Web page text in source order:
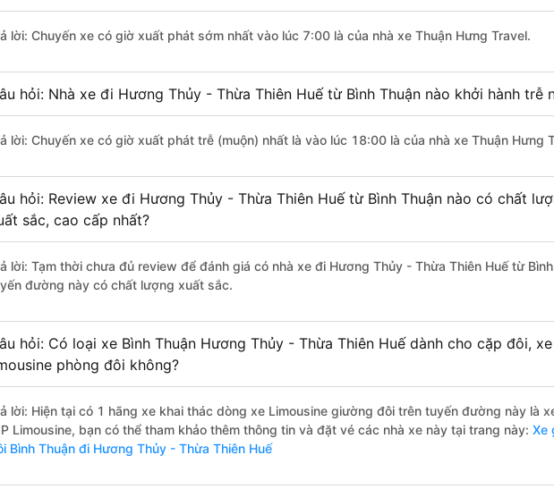
lời: Chuyến xe có giờ xuất phát sớm nhất vào lúc 7:00 là của nhà xe Thuận Hưng Travel.
hỏi: Nhà xe đi Hương Thủy - Thừa Thiên Huế từ Bình Thuận nào khởi hành trễ
lời: Chuyến xe có giờ xuất phát trễ (muộn) nhất là vào lúc 18:00 là của nhà xe Thuận Hưng
hỏi: Review xe đi Hương Thủy - Thừa Thiên Huế từ Bình Thuận nào có chất
sắc, cao cấp nhất?
lời: Tạm thời chưa đủ review để đánh giá có nhà xe đi Hương Thủy - Thừa Thiên Huế từ
đường này có chất lượng xuất sắc.
hỏi: Có loại xe Bình Thuận Hương Thủy - Thừa Thiên Huế dành cho cặp đôi, xe
phòng đôi không?
lời: Hiện tại có 1 hãng xe khai thác dòng xe Limousine giường đôi trên tuyến đường này là
Limousine, bạn có thể tham khảo thêm thông tin và đặt vé các nhà xe này tại trang này: Xe
Bình Thuận đi Hương Thủy - Thừa Thiên Huế